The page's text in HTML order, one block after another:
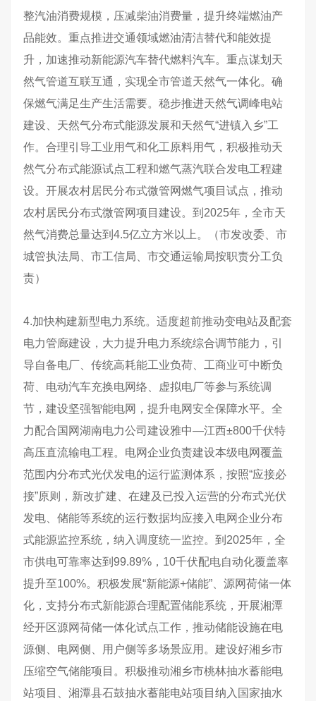
整汽油消费规模，压减柴油消费量，提升终端燃油产
品能效。重点推进交通领域燃油清洁替代和能效提
升，加速推动新能源汽车替代燃料汽车。重点谋划天
然气管道互联互通，实现全市管道天然气一体化。确
保燃气满足生产生活需要。稳步推进天然气调峰电站
建设、天然气分布式能源发展和天然气“进镇入乡”工
作。合理引导工业用气和化工原料用气，积极推动天
然气分布式能源试点工程和燃气蒸汽联合发电工程建
设。开展农村居民分布式微管网燃气项目试点，推动
农村居民分布式微管网项目建设。到2025年，全市天
然气消费总量达到4.5亿立方米以上。（市发改委、市
城管执法局、市工信局、市交通运输局按职责分工负
责）
4.加快构建新型电力系统。适度超前推动变电站及配套
电力管廊建设，大力提升电力系统综合调节能力，引
导自备电厂、传统高耗能工业负荷、工商业可中断负
荷、电动汽车充换电网络、虚拟电厂等参与系统调
节，建设坚强智能电网，提升电网安全保障水平。全
力配合国网湖南电力公司建设雅中—江西±800千伏特
高压直流输电工程。电网企业负责建设本级电网覆盖
范围内分布式光伏发电的运行监测体系，按照“应接必
接”原则，新改扩建、在建及已投入运营的分布式光伏
发电、储能等系统的运行数据均应接入电网企业分布
式能源监控系统，纳入调度统一监控。到2025年，全
市供电可靠率达到99.89%，10千伏配电自动化覆盖率
提升至100%。积极发展“新能源+储能”、源网荷储一体
化，支持分布式新能源合理配置储能系统，开展湘潭
经开区源网荷储一体化试点工作，推动储能设施在电
源侧、电网侧、用户侧等多场景应用。建设好湘乡市
压缩空气储能项目。积极推动湘乡市桃林抽水蓄能电
站项目、湘潭县石鼓抽水蓄能电站项目纳入国家抽水